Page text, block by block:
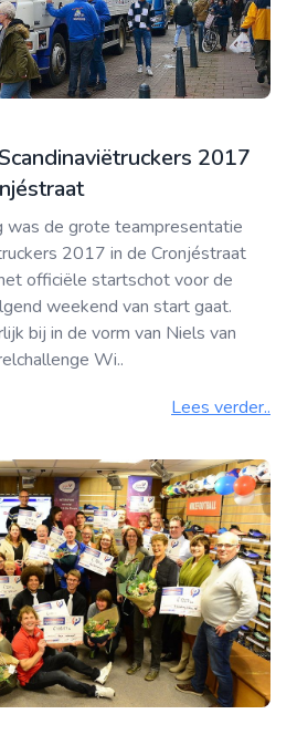
2017
de grote teampresentatie
2017 in de Cronjéstraat
officiële startschot voor de
weekend van start gaat.
bij in de vorm van Niels van
Wi..
Lees verder..